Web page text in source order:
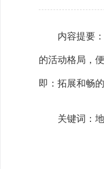
内容提要
的活动格局，
即：拓展和畅
关键词：